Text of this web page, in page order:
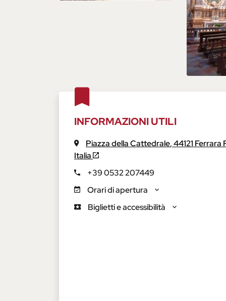
INFORMAZIONI UTILI
Piazza della Cattedrale,44121 Ferrara
Italia
+39 0532 207449
Orari di apertura
Biglietti e accessibilità